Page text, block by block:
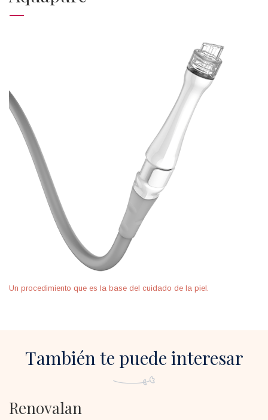
Un procedimiento que es la base del cuidado de la piel.
También te puede interesar
Renovalan